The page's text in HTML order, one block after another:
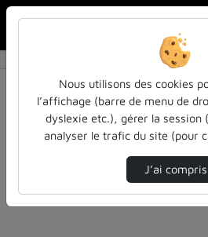
Résultats de la
Filtres actifs (cliquer pour en
actualites-et-informations
Nous utilisons des cookies
l’affichage (barre de menu de
dyslexie etc.), gérer la session
analyser le trafic du site (pour
J’ai compris